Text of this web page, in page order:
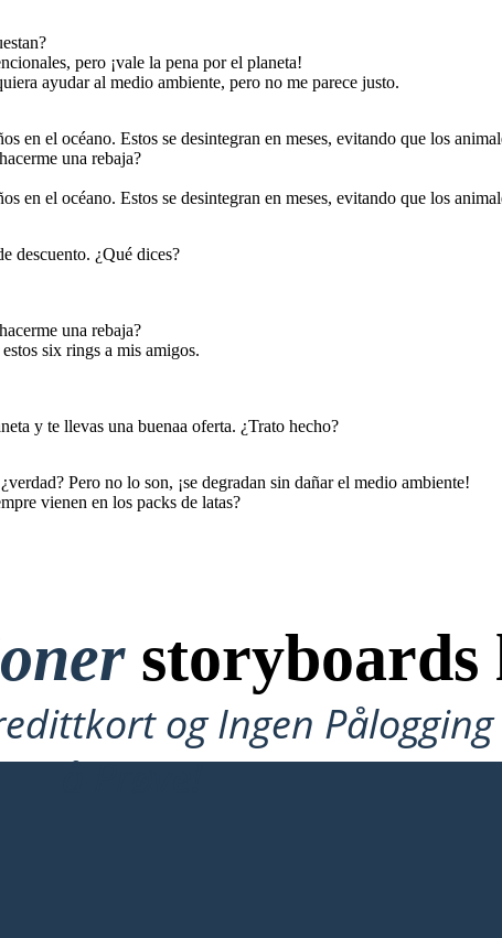
pero ¡vale la pena por el planeta!
ayudar al medio ambiente, pero no me parece justo.
en el océano. Estos se desintegran en meses, evitando que los
una rebaja?
en el océano. Estos se desintegran en meses, evitando que los
descuento. ¿Qué dices?
una rebaja?
six rings a mis amigos.
y te llevas una buenaa oferta. ¿Trato hecho?
Pero no lo son, ¡se degradan sin dañar el medio ambiente!
vienen en los packs de latas?
storyboards
og Ingen
å Prøve!